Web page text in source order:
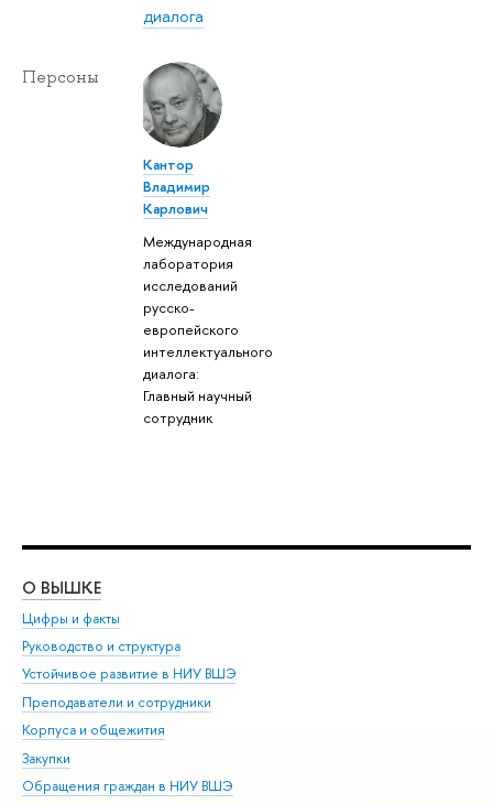
диалога
Персоны
Кантор
Владимир
Карлович
Международная
лаборатория
исследований
русско-
европейского
интеллектуального
диалога:
Главный научный
сотрудник
О ВЫШКЕ
Цифры и факты
Руководство и структура
Устойчивое развитие в НИУ ВШЭ
Преподаватели и сотрудники
Корпуса и общежития
Закупки
Обращения граждан в НИУ ВШЭ